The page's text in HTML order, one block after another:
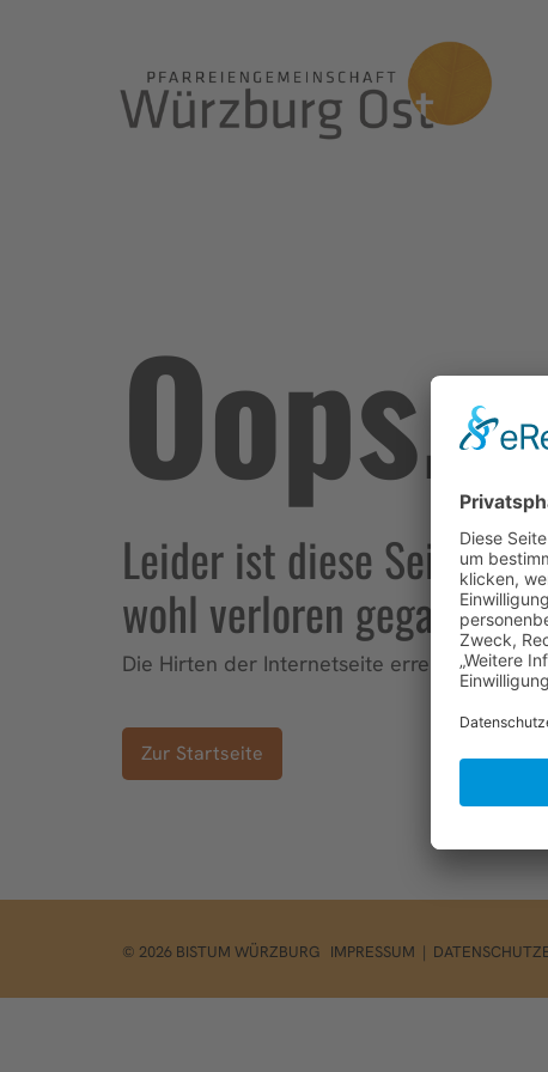
Oops.
Leider ist diese Seite
wohl verloren gegangen.
Die Hirten der Internetseite erreichen Sie
Zur Startseite
© 2026 BISTUM WÜRZBURG IMPRESSUM |